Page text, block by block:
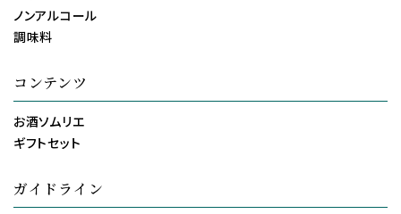
ノンアルコール
調味料
コンテンツ
お酒ソムリエ
ギフトセット
ガイドライン